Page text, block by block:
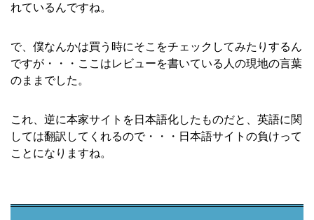
れているんですね。
で、僕なんかは買う時にそこをチェックしてみたりするん
ですが・・・ここはレビューを書いている人の現地の言葉
のままでした。
これ、逆に本家サイトを日本語化したものだと、英語に関
しては翻訳してくれるので・・・日本語サイトの負けって
ことになりますね。